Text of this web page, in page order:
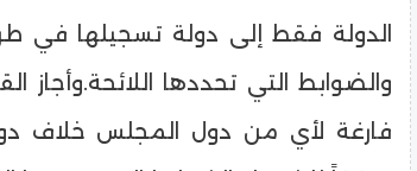
الدولة فقط إلى دولة تسجيلها في
والضوابط التي تحددها اللائحة.وأجاز
فارغة لأي من دول المجلس خلاف